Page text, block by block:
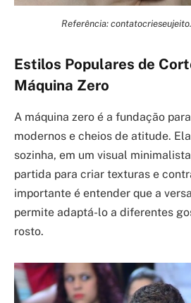
Referência:
Estilos Populares de
Máquina Zero
A máquina zero é a fundação
modernos e cheios de atitude.
sozinha, em um visual
partida para criar texturas e
importante é entender que a
permite adaptá-lo a diferentes
rosto.